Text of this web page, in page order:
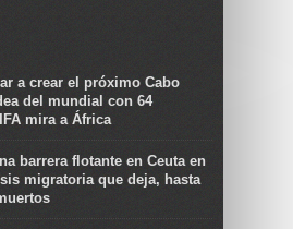
a crear el próximo Cabo
del mundial con 64
mira a África
barrera flotante en Ceuta en
migratoria que deja, hasta